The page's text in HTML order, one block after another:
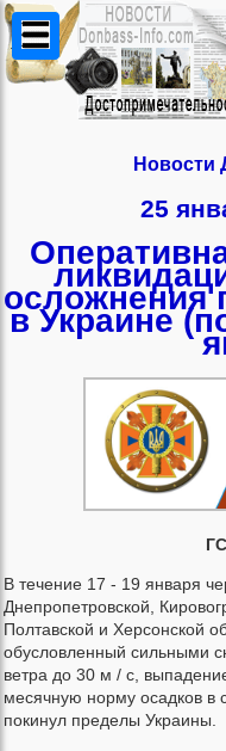
Новости
25
осложнения
в Украине
В течение 17 - 19 января
Днепропетровской,
Полтавской и Херсонской
обусловленный сильными
ветра до 30 м / с,
месячную норму осадков в
покинул пределы Украины.